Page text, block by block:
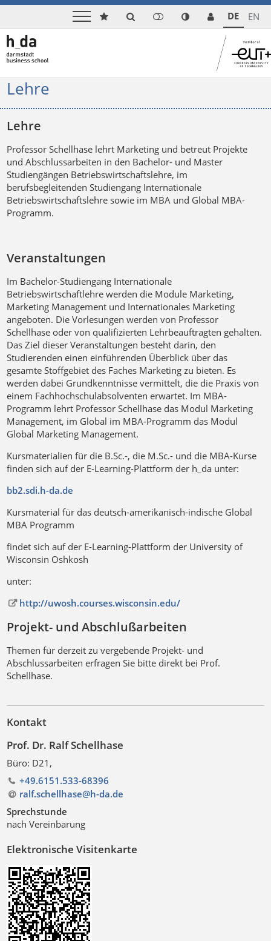
DE EN
Lehre
Lehre
Professor Schellhase lehrt Marketing und betreut Projekte
und Abschlussarbeiten in den Bachelor- und Master
Studiengängen Betriebswirtschaftslehre, im
berufsbegleitenden Studiengang Internationale
Betriebswirtschaftslehre sowie im MBA und Global MBA-
Programm.
Veranstaltungen
Im Bachelor-Studiengang Internationale
Betriebswirtschaftlehre werden die Module Marketing,
Marketing Management und Internationales Marketing
angeboten. Die Vorlesungen werden von Professor
Schellhase oder von qualifizierten Lehrbeauftragten gehalten.
Das Ziel dieser Veranstaltungen besteht darin, den
Studierenden einen einführenden Überblick über das
gesamte Stoffgebiet des Faches Marketing zu bieten. Es
werden dabei Grundkenntnisse vermittelt, die die Praxis von
einem Fachhochschulabsolventen erwartet. Im MBA-
Programm lehrt Professor Schellhase das Modul Marketing
Management, im Global im MBA-Programm das Modul
Global Marketing Management.
Kursmaterialien für die B.Sc.-, die M.Sc.- und die MBA-Kurse
finden sich auf der E-Learning-Plattform der h_da unter:
bb2.sdi.h-da.de
Kursmaterial für das deutsch-amerikanisch-indische Global
MBA Programm
findet sich auf der E-Learning-Plattform der University of
Wisconsin Oshkosh
unter:
http://uwosh.courses.wisconsin.edu/
Projekt- und Abschlußarbeiten
Themen für derzeit zu vergebende Projekt- und
Abschlussarbeiten erfragen Sie bitte direkt bei Prof.
Schellhase.
Kontakt
Prof. Dr. Ralf Schellhase
Büro: D21,
+49.6151.533-68396
ralf.schellhase@h-da.de
Sprechstunde
nach Vereinbarung
Elektronische Visitenkarte